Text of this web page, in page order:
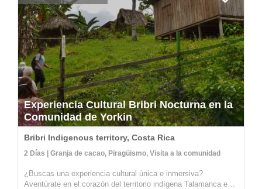
Experiencia Cultural Bribri Nocturna en la
Comunidad de Yorkin
Bribri Indigenous territory, Costa Rica
2 Días | Granja de cacao, Piragüismo, Visita a la comunidad
¿Buscas una experiencia cultural única e inmersiva?
Aventúrate en el corazón del territorio indígena Talamanca en